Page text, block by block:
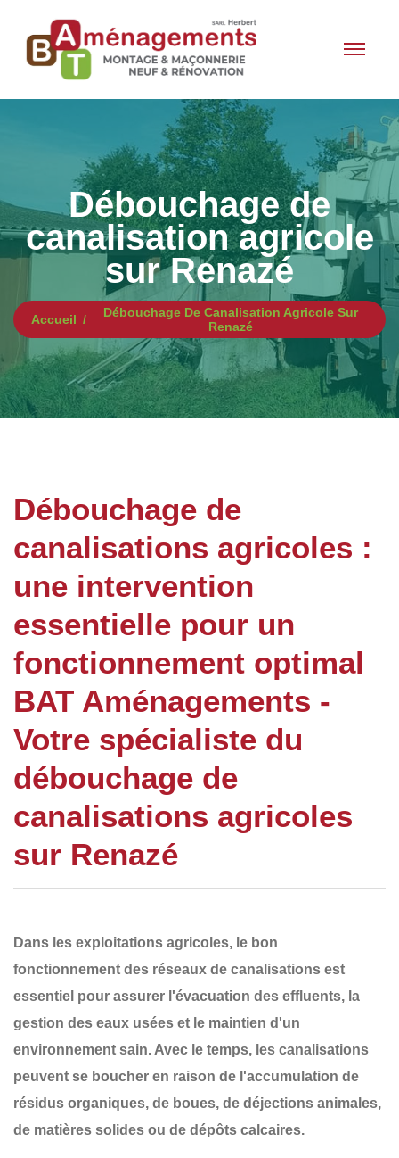
Débouchage de
canalisation agricole
sur Renazé
Accueil
Débouchage De Canalisation Agricole Sur
Renazé
Débouchage de
canalisations agricoles :
une intervention
essentielle pour un
fonctionnement optimal
BAT Aménagements -
Votre spécialiste du
débouchage de
canalisations agricoles
sur Renazé
Dans les exploitations agricoles, le bon
fonctionnement des réseaux de canalisations est
essentiel pour assurer l'évacuation des effluents, la
gestion des eaux usées et le maintien d'un
environnement sain. Avec le temps, les canalisations
peuvent se boucher en raison de l'accumulation de
résidus organiques, de boues, de déjections animales,
de matières solides ou de dépôts calcaires.